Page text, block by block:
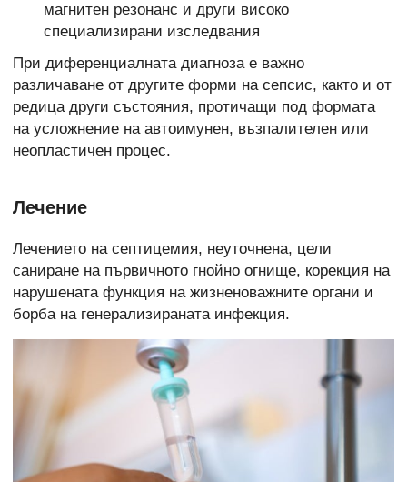
магнитен резонанс и други високо
специализирани изследвания
При диференциалната диагноза е важно
различаване от другите форми на сепсис, както и от
редица други състояния, протичащи под формата
на усложнение на автоимунен, възпалителен или
неопластичен процес.
Лечение
Лечението на септицемия, неуточнена, цели
саниране на първичното гнойно огнище, корекция на
нарушената функция на жизненоважните органи и
борба на генерализираната инфекция.